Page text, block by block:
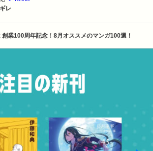
レ
創業100周年記念！8月オススメのマンガ100選！